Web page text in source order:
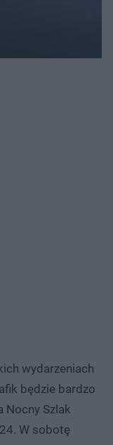
wydarzeniach
będzie bardzo
Nocny Szlak
W sobotę